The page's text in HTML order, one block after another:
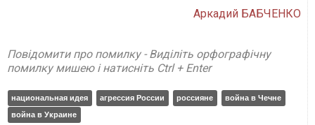
Аркадий БАБЧЕНКО
Повідомити про помилку - Виділіть орфографічну
помилку мишею і натисніть Ctrl + Enter
национальная идея агрессия России россияне
война в Чечне
война в Украине